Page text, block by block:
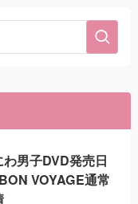
わ男子DVD発売日
VOYAGE通常